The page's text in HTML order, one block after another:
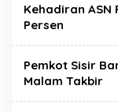
Kehadiran ASN
Persen
Pemkot Sisir
Malam Takbir